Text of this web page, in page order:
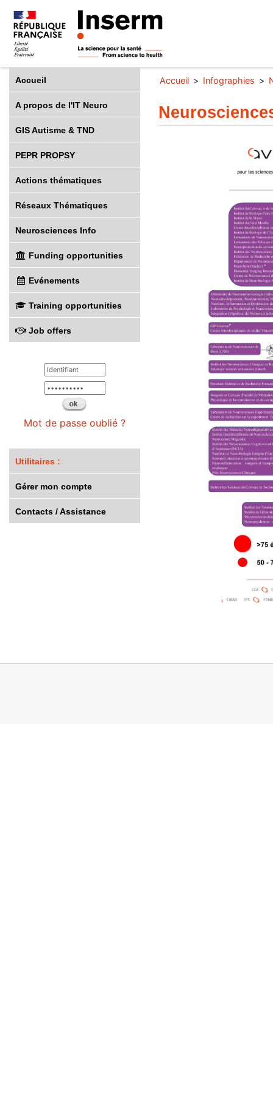
Accueil
A propos de l'IT Neuro
GIS Autisme & TND
PEPR PROPSY
Actions thématiques
Réseaux Thématiques
Neurosciences Info
Funding opportunities
Evénements
Training opportunities
Job offers
Mot de passe oublié ?
Utilitaires :
Gérer mon compte
Contacts / Assistance
Accueil Infographies